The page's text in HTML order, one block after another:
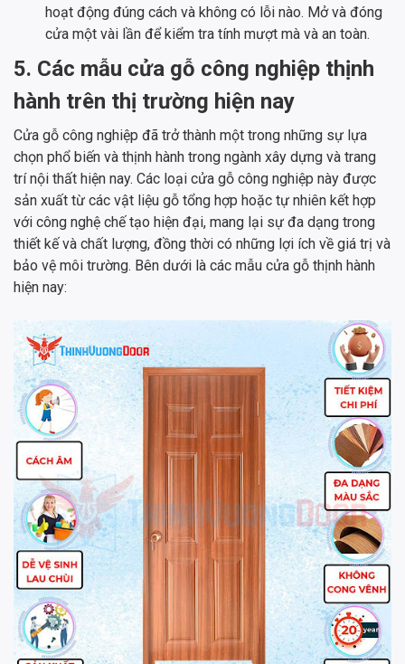
hoạt động đúng cách và không có lỗi nào. Mở và đóng
cửa một vài lần để kiểm tra tính mượt mà và an toàn.
5. Các mẫu cửa gỗ công nghiệp thịnh
hành trên thị trường hiện nay
Cửa gỗ công nghiệp đã trở thành một trong những sự lựa
chọn phổ biến và thịnh hành trong ngành xây dựng và trang
trí nội thất hiện nay. Các loại cửa gỗ công nghiệp này được
sản xuất từ các vật liệu gỗ tổng hợp hoặc tự nhiên kết hợp
với công nghệ chế tạo hiện đại, mang lại sự đa dạng trong
thiết kế và chất lượng, đồng thời có những lợi ích về giá trị và
bảo vệ môi trường. Bên dưới là các mẫu cửa gỗ thịnh hành
hiện nay: